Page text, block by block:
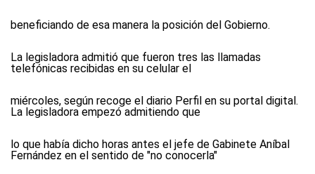
beneficiando de esa manera la posición del Gobierno.
La legisladora admitió que fueron tres las llamadas
telefónicas recibidas en su celular el
miércoles, según recoge el diario Perfil en su portal digital.
La legisladora empezó admitiendo que
lo que había dicho horas antes el jefe de Gabinete Aníbal
Fernández en el sentido de "no conocerla"